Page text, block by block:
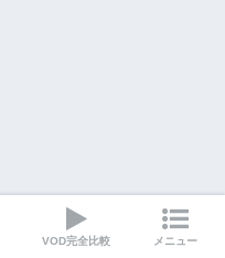
VOD完全比較 メニュー